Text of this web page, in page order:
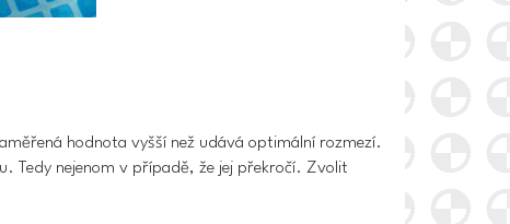
hodnota vyšší než udává optimální rozmezí.
Tedy nejenom v případě, že jej překročí. Zvolit